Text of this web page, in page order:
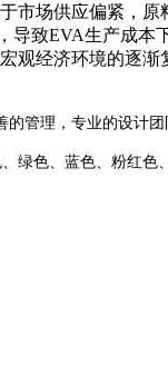
供应偏紧，原
导致EVA生产成
观经济环境的逐
理，专业的设计团
、蓝色、粉红色